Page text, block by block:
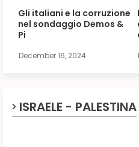
Gli italiani e la corruzione
nel sondaggio Demos &
Pi
December 16, 2024
ISRAELE - PALESTINA